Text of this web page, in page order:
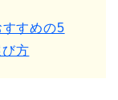
すめの5
方